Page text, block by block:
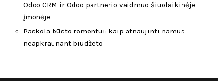
Odoo CRM ir Odoo partnerio vaidmuo šiuolaikinėje
įmonėje
Paskola būsto remontui: kaip atnaujinti namus
neapkraunant biudžeto